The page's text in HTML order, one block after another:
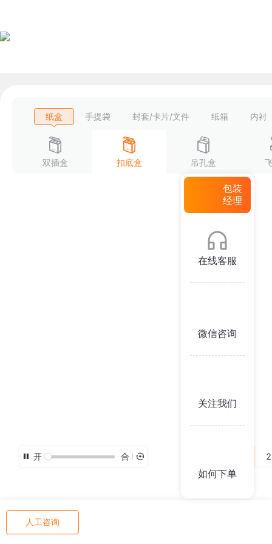
纸盒 手提袋 封套/卡片/文件 纸箱 内衬
双插盒 扣底盒 吊孔盒
开 合
人工咨询
包装
经理
在线客服
微信咨询
关注我们
如何下单